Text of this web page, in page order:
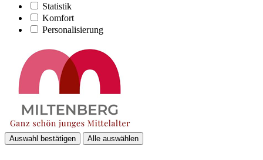
Statistik
Komfort
Personalisierung
Auswahl bestätigen Alle auswählen